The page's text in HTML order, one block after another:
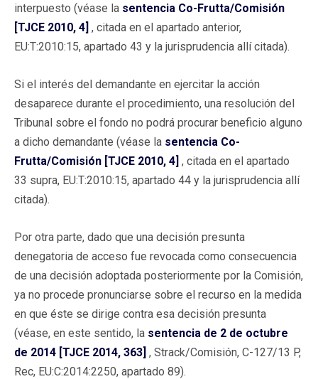
interpuesto (véase la sentencia Co-Frutta/Comisión
[TJCE 2010, 4] , citada en el apartado anterior,
EU:T:2010:15, apartado 43 y la jurisprudencia allí citada).
Si el interés del demandante en ejercitar la acción
desaparece durante el procedimiento, una resolución del
Tribunal sobre el fondo no podrá procurar beneficio alguno
a dicho demandante (véase la sentencia Co-
Frutta/Comisión [TJCE 2010, 4] , citada en el apartado
33 supra, EU:T:2010:15, apartado 44 y la jurisprudencia allí
citada).
Por otra parte, dado que una decisión presunta
denegatoria de acceso fue revocada como consecuencia
de una decisión adoptada posteriormente por la Comisión,
ya no procede pronunciarse sobre el recurso en la medida
en que éste se dirige contra esa decisión presunta
(véase, en este sentido, la sentencia de 2 de octubre
de 2014 [TJCE 2014, 363] , Strack/Comisión, C-127/13 P,
Rec, EU:C:2014:2250, apartado 89).